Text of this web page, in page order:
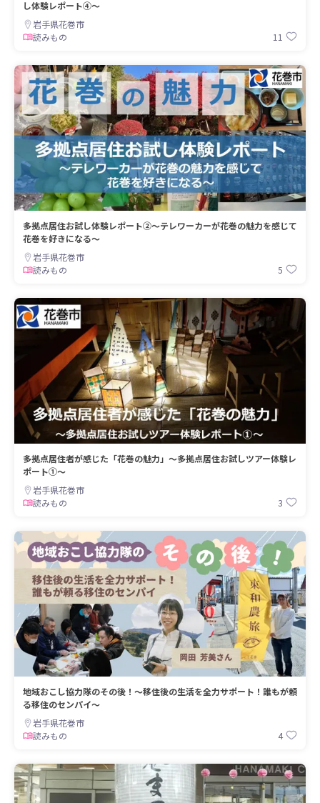
し体験レポート④～
岩手県花巻市
読みもの
11
多拠点居住お試し体験レポート②～テレワーカーが花巻の魅力を感じて
花巻を好きになる～
岩手県花巻市
読みもの
5
多拠点居住者が感じた「花巻の魅力」～多拠点居住お試しツアー体験レ
ポート①～
岩手県花巻市
読みもの
3
地域おこし協力隊のその後！～移住後の生活を全力サポート！誰もが頼
る移住のセンパイ～
岩手県花巻市
読みもの
4